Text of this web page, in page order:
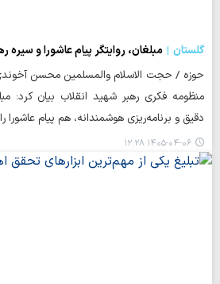
گلستان
مبلغان، روایتگر پیام عاشورا و سیره
حوزه / حجت الاسلام والمسلمین محسن آخوندی
منظومه فکری رهبر شهید انقلاب بیان کرد:
دقیق و برنامه‌ریزی هوشمندانه، هم پیام عاشورا
۱۴۰۵-۰۴-۰۶ ۱۲:۲۸